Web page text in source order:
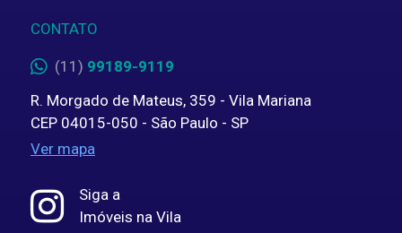
CONTATO
(11) 99189-9119
R. Morgado de Mateus, 359 - Vila Mariana
CEP 04015-050 - São Paulo - SP
Ver mapa
Siga a
Imóveis na Vila